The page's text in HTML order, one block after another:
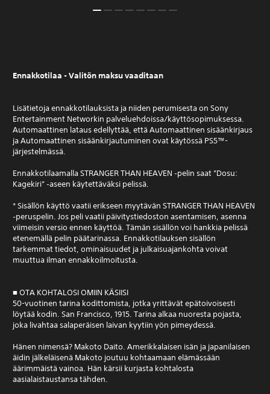
Ennakkotilaa - Valitön maksu vaaditaan
Lisätietoja ennakkotilauksista ja niiden perumisesta on Sony
Entertainment Networkin palveluehdoissa/käyttösopimuksessa.
Automaattinen lataus edellyttää, että Automaattinen sisäänkirjaus
ja Automaattinen sisäänkirjautuminen ovat käytössä PS5™-
järjestelmässä.
Ennakkotilaamalla STRANGER THAN HEAVEN ‑pelin saat ”Dosu:
Kagekiri” ‑aseen käytettäväksi pelissä.
* Sisällön käyttö vaatii erikseen myytävän STRANGER THAN HEAVEN
‑peruspelin. Jos peli vaatii päivitystiedoston asentamisen, asenna
viimeisin versio ennen käyttöä. Tämän sisällön voi hankkia pelissä
etenemällä pelin päätarinassa. Ennakkotilauksen sisällön
tarkemmat tiedot, ominaisuudet ja julkaisuajankohta voivat
muuttua ilman ennakkoilmoitusta.
■ OTA KOHTALOSI OMIIN KÄSIISI
50-vuotinen tarina kodittomista, jotka yrittävät epätoivoisesti
löytää kodin. San Francisco, 1915. Tarina alkaa nuoresta pojasta,
joka livahtaa salaperäisen laivan kyytiin yön pimeydessä.
Hänen nimensä? Makoto Daito. Amerikkalaisen isän ja japanilaisen
äidin jälkeläisenä Makoto joutuu kohtaamaan elämässään
äärimmäistä vainoa. Hän kärsii kurjasta kohtalosta
aasialaistaustansa tähden.